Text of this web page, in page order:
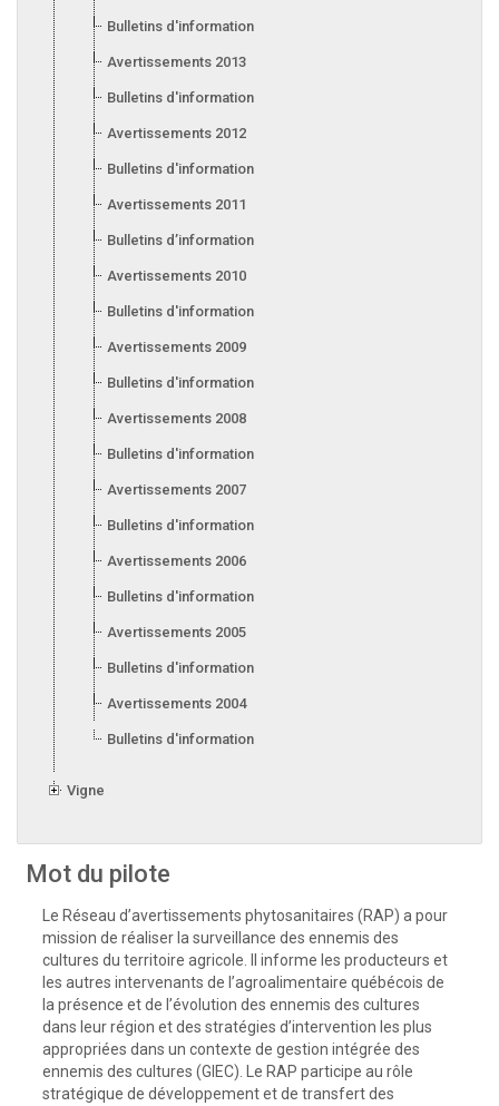
Bulletins d'information 2014
Avertissements 2013
Bulletins d'information 2013
Avertissements 2012
Bulletins d'information 2012
Avertissements 2011
Bulletins d’information 2011
Avertissements 2010
Bulletins d'information 2010
Avertissements 2009
Bulletins d'information 2009
Avertissements 2008
Bulletins d'information 2008
Avertissements 2007
Bulletins d'information 2007
Avertissements 2006
Bulletins d'information 2006
Avertissements 2005
Bulletins d'information 2005
Avertissements 2004
Bulletins d'information 2004
Vigne
Mot du pilote
Le Réseau d’avertissements phytosanitaires (RAP) a pour
mission de réaliser la surveillance des ennemis des
cultures du territoire agricole. Il informe les producteurs et
les autres intervenants de l’agroalimentaire québécois de
la présence et de l’évolution des ennemis des cultures
dans leur région et des stratégies d’intervention les plus
appropriées dans un contexte de gestion intégrée des
ennemis des cultures (GIEC). Le RAP participe au rôle
stratégique de développement et de transfert des